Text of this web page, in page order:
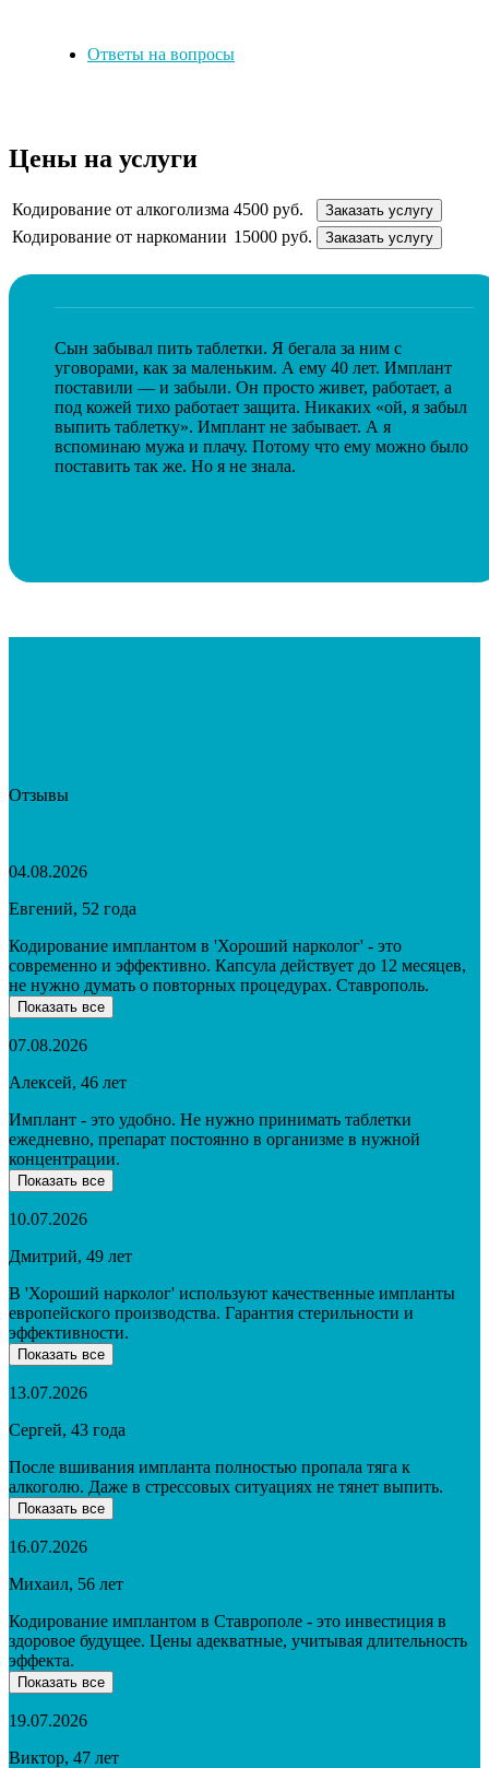
Ответы на вопросы
Цены на услуги
Кодирование от алкоголизма 4500 руб. Заказать услугу
Кодирование от наркомании 15000 руб. Заказать услугу
Сын забывал пить таблетки. Я бегала за ним с
уговорами, как за маленьким. А ему 40 лет. Имплант
поставили — и забыли. Он просто живет, работает, а
под кожей тихо работает защита. Никаких «ой, я забыл
выпить таблетку». Имплант не забывает. А я
вспоминаю мужа и плачу. Потому что ему можно было
поставить так же. Но я не знала.
Отзывы
04.08.2026
Евгений, 52 года
Кодирование имплантом в 'Хороший нарколог' - это
современно и эффективно. Капсула действует до 12 месяцев,
не нужно думать о повторных процедурах. Ставрополь.
Показать все
07.08.2026
Алексей, 46 лет
Имплант - это удобно. Не нужно принимать таблетки
ежедневно, препарат постоянно в организме в нужной
концентрации.
Показать все
10.07.2026
Дмитрий, 49 лет
В 'Хороший нарколог' используют качественные импланты
европейского производства. Гарантия стерильности и
эффективности.
Показать все
13.07.2026
Сергей, 43 года
После вшивания импланта полностью пропала тяга к
алкоголю. Даже в стрессовых ситуациях не тянет выпить.
Показать все
16.07.2026
Михаил, 56 лет
Кодирование имплантом в Ставрополе - это инвестиция в
здоровое будущее. Цены адекватные, учитывая длительность
эффекта.
Показать все
19.07.2026
Виктор, 47 лет